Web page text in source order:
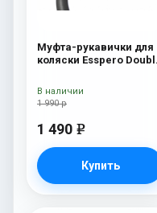
Муфта-рукавички для
коляски Esspero Double
Navy
1 990 р
1 490 e
Купить
В наличии